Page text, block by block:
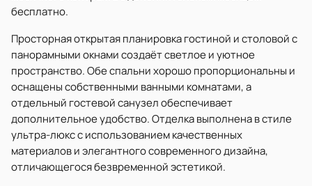
бесплатно.
Просторная открытая планировка гостиной и столовой с
панорамными окнами создаёт светлое и уютное
пространство. Обе спальни хорошо пропорциональны и
оснащены собственными ванными комнатами, а
отдельный гостевой санузел обеспечивает
дополнительное удобство. Отделка выполнена в стиле
ультра-люкс с использованием качественных
материалов и элегантного современного дизайна,
отличающегося безвременной эстетикой.